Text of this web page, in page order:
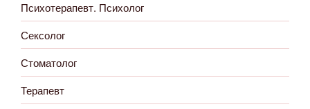
Психотерапевт. Психолог
Сексолог
Стоматолог
Терапевт